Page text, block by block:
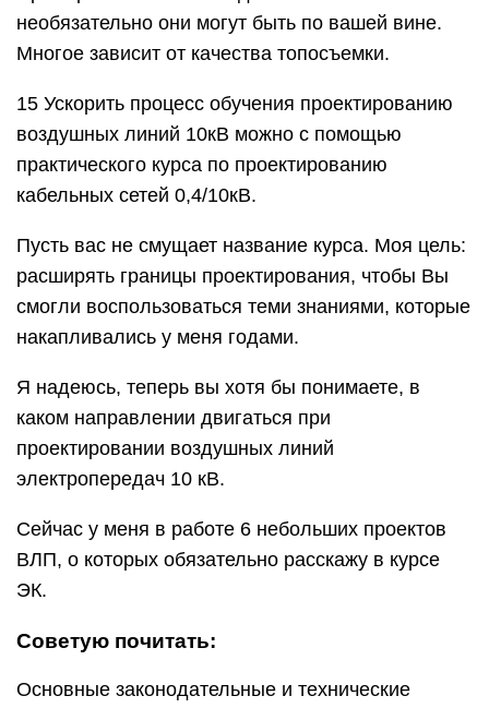
необязательно они могут быть по вашей вине.
Многое зависит от качества топосъемки.
15 Ускорить процесс обучения проектированию
воздушных линий 10кВ можно с помощью
практического курса по проектированию
кабельных сетей 0,4/10кВ.
Пусть вас не смущает название курса. Моя цель:
расширять границы проектирования, чтобы Вы
смогли воспользоваться теми знаниями, которые
накапливались у меня годами.
Я надеюсь, теперь вы хотя бы понимаете, в
каком направлении двигаться при
проектировании воздушных линий
электропередач 10 кВ.
Сейчас у меня в работе 6 небольших проектов
ВЛП, о которых обязательно расскажу в курсе
ЭК.
Советую почитать:
Основные законодательные и технические